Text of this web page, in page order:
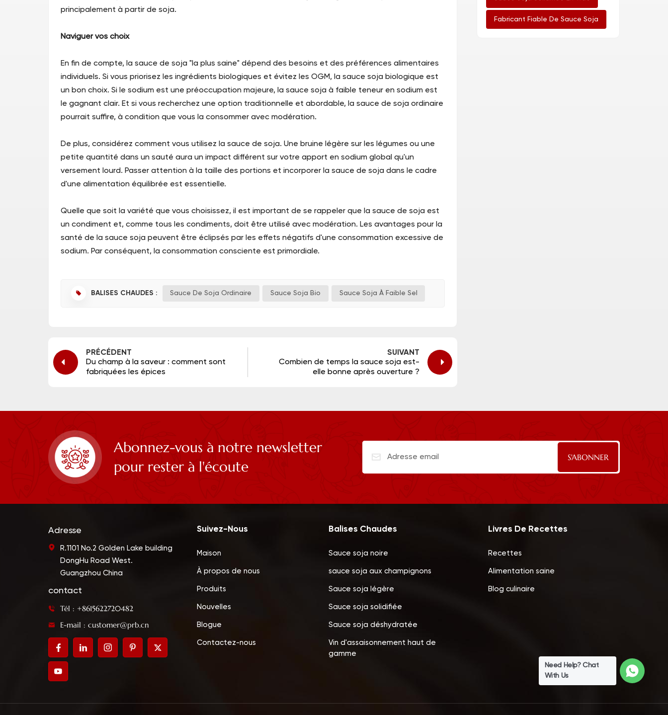
Fabricant Fiable De Sauce Soja
principalement à partir de soja.
Naviguer vos choix
En fin de compte, la sauce de soja "la plus saine" dépend des besoins et des préférences alimentaires
individuels. Si vous priorisez les ingrédients biologiques et évitez les OGM, la sauce soja biologique est
un bon choix. Si le sodium est une préoccupation majeure, la sauce soja à faible teneur en sodium est
le gagnant clair. Et si vous recherchez une option traditionnelle et abordable, la sauce de soja ordinaire
pourrait suffire, à condition que vous la consommer avec modération.
De plus, considérez comment vous utilisez la sauce de soja. Une bruine légère sur les légumes ou une
petite quantité dans un sauté aura un impact différent sur votre apport en sodium global qu'un
versement lourd. Passer attention à la taille des portions et incorporer la sauce de soja dans le cadre
d'une alimentation équilibrée est essentielle.
Quelle que soit la variété que vous choisissez, il est important de se rappeler que la sauce de soja est
un condiment et, comme tous les condiments, doit être utilisé avec modération. Les avantages pour la
santé de la sauce soja peuvent être éclipsés par les effets négatifs d'une consommation excessive de
sodium. Par conséquent, la consommation consciente est primordiale.
BALISES CHAUDES : Sauce De Soja Ordinaire Sauce Soja Bio Sauce Soja À Faible Sel
PRÉCÉDENT
Du champ à la saveur : comment sont
fabriquées les épices
SUIVANT
Combien de temps la sauce soja est-
elle bonne après ouverture ?
Abonnez-vous à notre newsletter
pour rester à l'écoute
Adresse
R.1101 No.2 Golden Lake building
DongHu Road West.
Guangzhou China
contact
Tél : +8615622720482
E-mail : customer@prb.cn
Suivez-Nous
Maison
À propos de nous
Produits
Nouvelles
Blogue
Contactez-nous
Balises Chaudes
Sauce soja noire
sauce soja aux champignons
Sauce soja légère
Sauce soja solidifiée
Sauce soja déshydratée
Vin d'assaisonnement haut de
gamme
Livres De Recettes
Recettes
Alimentation saine
Blog culinaire
Need Help? Chat
With Us